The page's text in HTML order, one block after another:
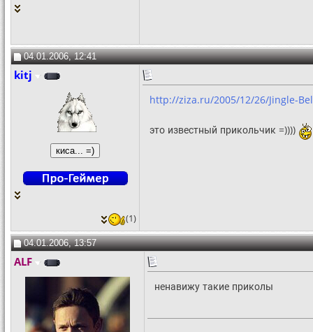
04.01.2006, 12:41
kitj
http://ziza.ru/2005/12/26/Jingle-
это известный прикольчик =))))
(1)
04.01.2006, 13:57
ALF
ненавижу такие приколы